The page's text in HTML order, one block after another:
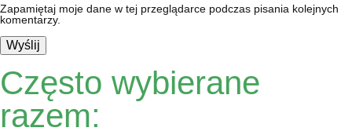
Zapamiętaj moje dane w tej przeglądarce podczas pisania kolejnych
komentarzy.
Często wybierane
razem: